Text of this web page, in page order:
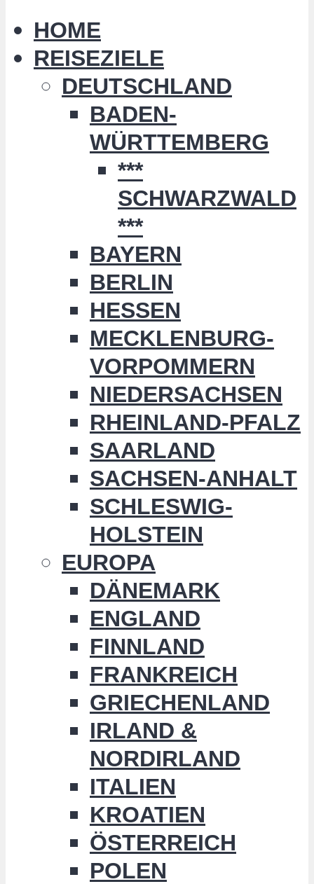
HOME
REISEZIELE
DEUTSCHLAND
BADEN-
WÜRTTEMBERG
***
SCHWARZWALD
***
BAYERN
BERLIN
HESSEN
MECKLENBURG-
VORPOMMERN
NIEDERSACHSEN
RHEINLAND-PFALZ
SAARLAND
SACHSEN-ANHALT
SCHLESWIG-
HOLSTEIN
EUROPA
DÄNEMARK
ENGLAND
FINNLAND
FRANKREICH
GRIECHENLAND
IRLAND &
NORDIRLAND
ITALIEN
KROATIEN
ÖSTERREICH
POLEN